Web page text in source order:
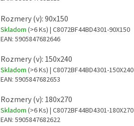
Rozmery (v): 90x150
Skladom (>6 Ks) | C8072BF44BD4301-90X150
EAN: 5905847682646
Rozmery (v): 150x240
Skladom (>6 Ks) | C8072BF44BD4301-150X240
EAN: 5905847682653
Rozmery (v): 180x270
Skladom (>6 Ks) | C8072BF44BD4301-180X270
EAN: 5905847682622